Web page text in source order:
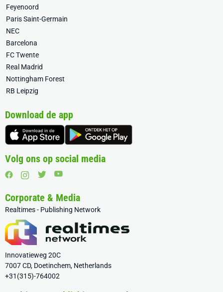
Feyenoord
Paris Saint-Germain
NEC
Barcelona
FC Twente
Real Madrid
Nottingham Forest
RB Leipzig
Download de app
Volg ons op social media
Corporate & Media
Realtimes - Publishing Network
Innovatieweg 20C
7007 CD, Doetinchem, Netherlands
+31(315)-764002